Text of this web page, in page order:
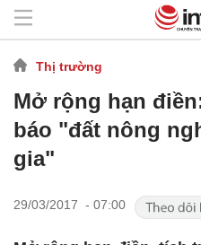
Thị trường
Mở rộng hạn
báo "đất nông
gia"
29/03/2017 - 07:00